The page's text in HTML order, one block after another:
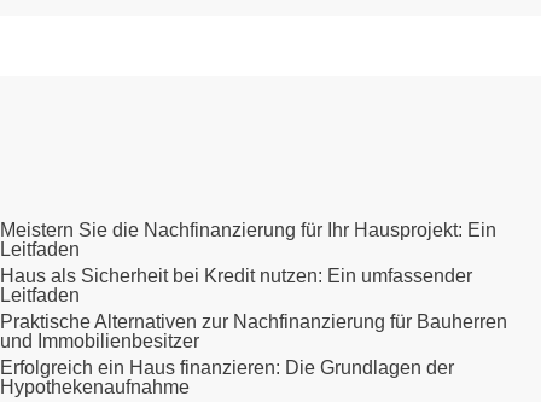
Meistern Sie die Nachfinanzierung für Ihr Hausprojekt: Ein
Leitfaden
Haus als Sicherheit bei Kredit nutzen: Ein umfassender
Leitfaden
Praktische Alternativen zur Nachfinanzierung für Bauherren
und Immobilienbesitzer
Erfolgreich ein Haus finanzieren: Die Grundlagen der
Hypothekenaufnahme